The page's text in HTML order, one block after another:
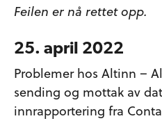
Feilen er nå rettet opp.
25. april 2022
Problemer hos Altinn –
sending og mottak av
innrapportering fra